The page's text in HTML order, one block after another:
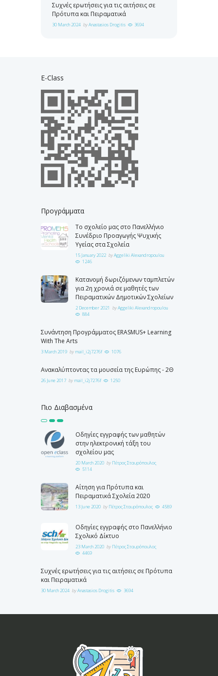
Συχνές ερωτήσεις για τις αιτήσεις σε
Πρότυπα και Πειραματικά
30 March 2024 byAnastasios Drogitis 3694
E-Class
Προγράμματα
Το σχολείο μας στο Πανελλήνιο
Συνέδριο Προαγωγής Ψυχικής
Υγείας στα Σχολεία
15 January 2022 byAggeliki Alexandropoulou
1246
Κατανομή δωριζόμενων ταμπλετών
για 2η χρονιά σε μαθητές των
Πειραματικών Δημοτικών Σχολείων
2 December 2021 byAggeliki Alexandropoulou
884
Συνάντηση Προγράμματος ERASMUS+ Learning
With The Arts
3 March 2019 by mail_i2j7276f 1076
Ανακαλύπτοντας τα μουσεία της Ευρώπης - 2Θ
26 June 2017 by mail_i2j7276f 1250
Πιο Διαβασμένα
Οδηγίες εγγραφής των μαθητών
στην ηλεκτρονική τάξη του
σχολείου μας
20 March 2020 by Πέτρος Σταυρόπουλος
5114
Αίτηση για Πρότυπα και
Πειραματικά Σχολεία 2020
13 June 2020 by Πέτρος Σταυρόπουλος 4589
Οδηγίες εγγραφής στο Πανελλήνιο
Σχολικό Δίκτυο
23 March 2020 by Πέτρος Σταυρόπουλος
4469
Συχνές ερωτήσεις για τις αιτήσεις σε Πρότυπα
και Πειραματικά
30 March 2024 byAnastasios Drogitis 3694